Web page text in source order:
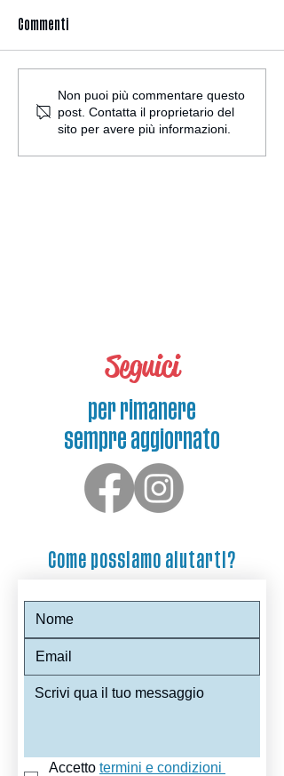
Commenti
Non puoi più commentare questo
post. Contatta il proprietario del
sito per avere più informazioni.
Seguici
per rimanere
sempre aggiornato
Come possiamo aiutarti?
Accetto termini e condizioni